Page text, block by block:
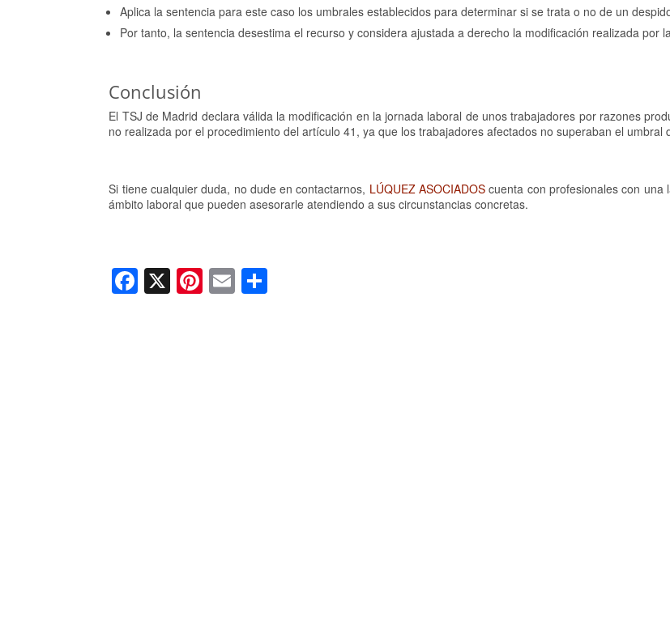
Aplica la sentencia para este caso los umbrales establecidos para determinar si se trata o no de un
Por tanto, la sentencia desestima el recurso y considera ajustada a derecho la modificación realizada por
Conclusión
El TSJ de Madrid declara válida la modificación en la jornada laboral de unos trabajadores por razones
no realizada por el procedimiento del artículo 41, ya que los trabajadores afectados no superaban el umbral
Si tiene cualquier duda, no dude en contactarnos, LÚQUEZ ASOCIADOS cuenta con profesionales con una
ámbito laboral que pueden asesorarle atendiendo a sus circunstancias concretas.
F X Pi E